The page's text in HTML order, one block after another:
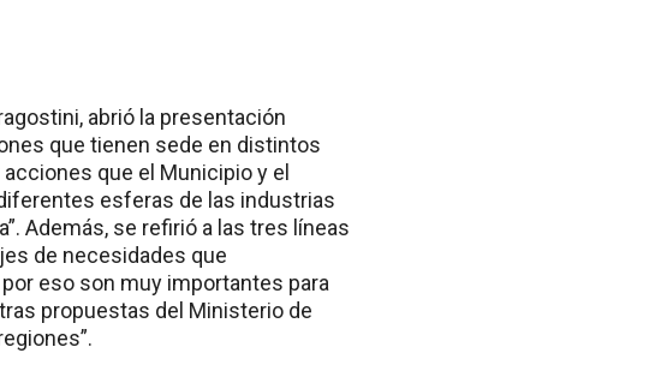
abrió la presentación
que tienen sede en distintos
que el Municipio y el
esferas de las industrias
Además, se refirió a las tres líneas
de necesidades que
eso son muy importantes para
propuestas del Ministerio de